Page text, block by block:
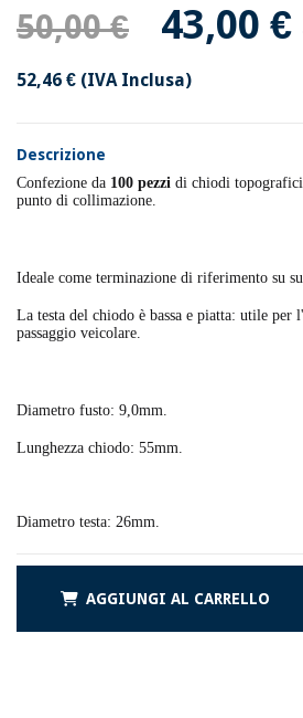
50,00 € 43,00 €
52,46 € (IVA Inclusa)
Descrizione
Confezione da 100 pezzi di chiodi
punto di collimazione.
Ideale come terminazione di riferimento su
La testa del chiodo è bassa e piatta: utile
passaggio veicolare.
Diametro fusto: 9,0mm.
Lunghezza chiodo: 55mm.
Diametro testa: 26mm.
AGGIUNGI AL CARRELLO